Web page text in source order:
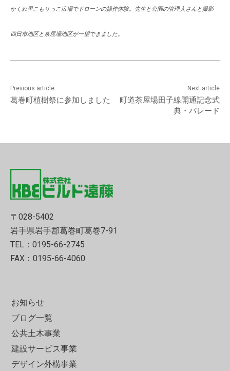
かくれ里こもりっこ広場でドローンの操作体験。先生と公園の管理人さんと撮影
四日市地区と茶屋場地区が一望できました。
Previous article
葛巻町植樹祭に参加しました
Next article
町道茶屋場田子線開通記念式
典・パレード
〒028-5402
岩手県岩手郡葛巻町葛巻7-91
TEL：0195-66-2745
FAX：0195-66-4060
お知らせ
ブログ一覧
公共土木事業
建設サービス事業
デザイン外構事業